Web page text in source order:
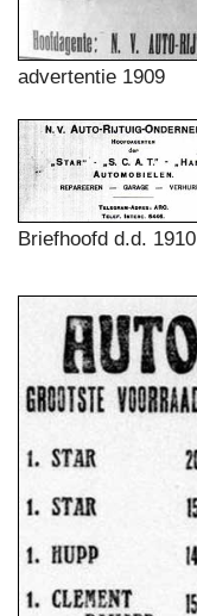
advertentie 1909
Briefhoofd d.d. 1910